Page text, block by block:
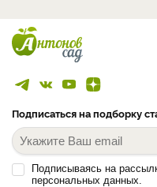
Подписаться на подборку
Подписываясь на
персональных данных.